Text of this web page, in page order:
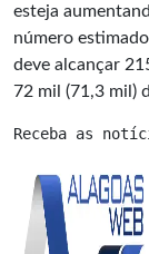
esteja
número
deve alcançar
72 mil (71,3 mil)
Receba as